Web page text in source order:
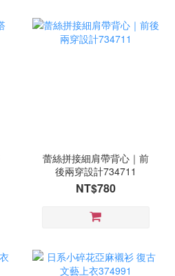
蕾絲拼接細肩帶背心｜前
後兩穿設計734711
NT$780